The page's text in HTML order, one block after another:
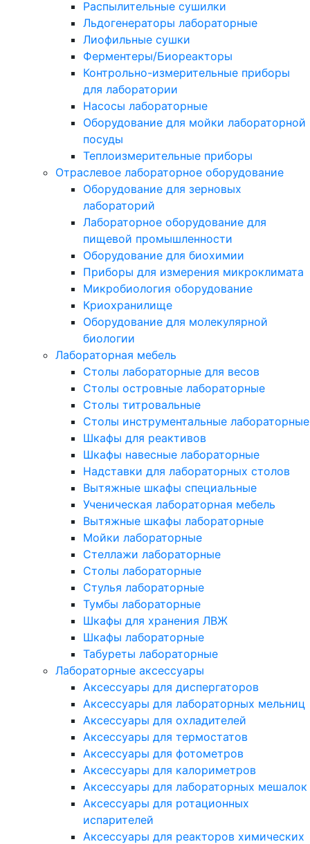
Распылительные сушилки
Льдогенераторы лабораторные
Лиофильные сушки
Ферментеры/Биореакторы
Контрольно-измерительные приборы
для лаборатории
Насосы лабораторные
Оборудование для мойки лабораторной
посуды
Теплоизмерительные приборы
Отраслевое лабораторное оборудование
Оборудование для зерновых
лабораторий
Лабораторное оборудование для
пищевой промышленности
Оборудование для биохимии
Приборы для измерения микроклимата
Микробиология оборудование
Криохранилище
Оборудование для молекулярной
биологии
Лабораторная мебель
Столы лабораторные для весов
Столы островные лабораторные
Столы титровальные
Столы инструментальные лабораторные
Шкафы для реактивов
Шкафы навесные лабораторные
Надставки для лабораторных столов
Вытяжные шкафы специальные
Ученическая лабораторная мебель
Вытяжные шкафы лабораторные
Мойки лабораторные
Стеллажи лабораторные
Столы лабораторные
Стулья лабораторные
Тумбы лабораторные
Шкафы для хранения ЛВЖ
Шкафы лабораторные
Табуреты лабораторные
Лабораторные аксессуары
Аксессуары для диспергаторов
Аксессуары для лабораторных мельниц
Аксессуары для охладителей
Аксессуары для термостатов
Аксессуары для фотометров
Аксессуары для калориметров
Аксессуары для лабораторных мешалок
Аксессуары для ротационных
испарителей
Аксессуары для реакторов химических